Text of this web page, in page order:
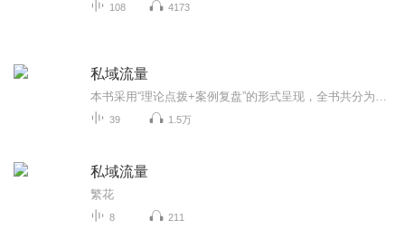
108 4173
私域流量
39 1.5万
私域流量
繁花
8 211